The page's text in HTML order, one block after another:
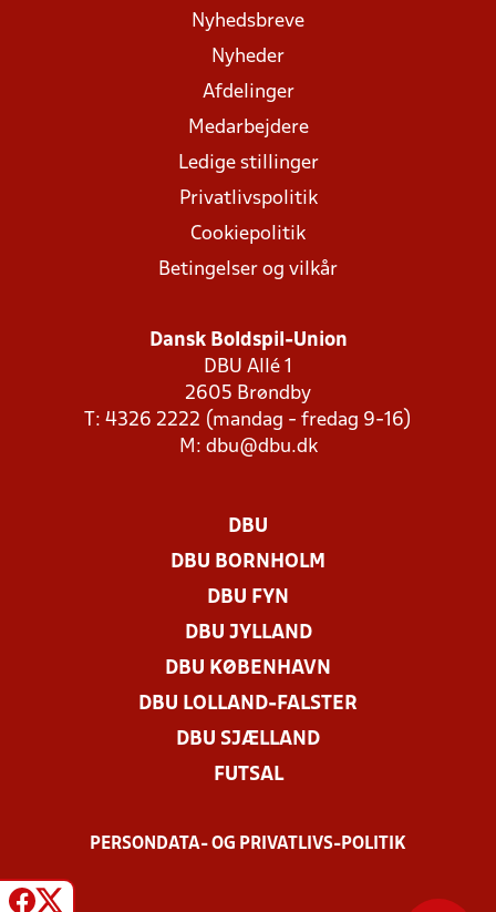
Nyhedsbreve
Nyheder
Afdelinger
Medarbejdere
Ledige stillinger
Privatlivspolitik
Cookiepolitik
Betingelser og vilkår
Dansk Boldspil-Union
DBU Allé 1
2605 Brøndby
T: 4326 2222 (mandag - fredag 9-16)
M: dbu@dbu.dk
DBU
DBU BORNHOLM
DBU FYN
DBU JYLLAND
DBU KØBENHAVN
DBU LOLLAND-FALSTER
DBU SJÆLLAND
FUTSAL
PERSONDATA- OG PRIVATLIVS-POLITIK